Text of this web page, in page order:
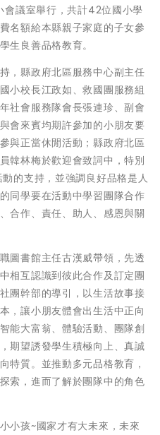
會議室舉行，共計42位國小學
名額給本縣親子家庭的子女參
生良善品格教育。
，縣政府北區服務中心副主任
小校長江政如、救國團服務組
社會服務隊會長張連珍、副會
會來賓均期許參加的小朋友要
與正當休閒活動；縣政府北區
韓林梅於歡迎會致詞中，特別
的支持，並強調良好品格是人
同學要在活動中學習團隊合作
合作、責任、助人、感恩與關
圖書館主任古漢威帶領，先透
相互認識到彼此合作及訂定團
團幹部的導引，以生活故事接
，讓小朋友體會出生活中正向
能大富翁、體驗活動、團隊創
期望誘發學生積極向上、真誠
特質。並推動多元品格教育，
索，進而了解於團隊中的角色
小孩~國家才有大未來，未來